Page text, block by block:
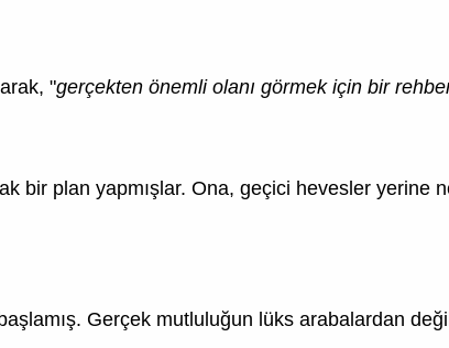
"gerçekten önemli olanı görmek için bir
bir plan yapmışlar. Ona, geçici hevesler yerine
Gerçek mutluluğun lüks arabalardan